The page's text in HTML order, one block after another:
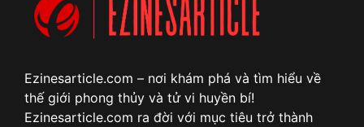
Ezinesarticle.com – nơi khám phá và tìm hiểu về
thế giới phong thủy và tử vi huyền bí!
Ezinesarticle.com ra đời với mục tiêu trở thành